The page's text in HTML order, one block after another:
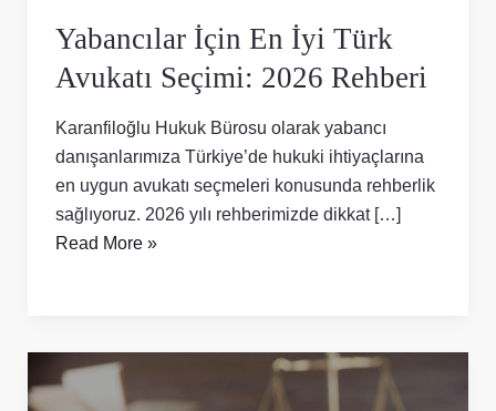
Yabancılar İçin En İyi Türk
Avukatı Seçimi: 2026 Rehberi
Karanfiloğlu Hukuk Bürosu olarak yabancı
danışanlarımıza Türkiye’de hukuki ihtiyaçlarına
en uygun avukatı seçmeleri konusunda rehberlik
sağlıyoruz. 2026 yılı rehberimizde dikkat […]
Read More »
Türkiye’de
Noter,